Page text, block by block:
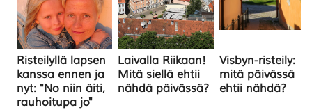
Risteilyllä lapsen
kanssa ennen ja
nyt: "No niin äiti,
rauhoitupa jo"
Laivalla Riikaan!
Mitä siellä ehtii
nähdä päivässä?
Visbyn-risteily:
mitä päivässä
ehtii nähdä?